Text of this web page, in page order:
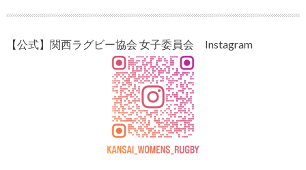
【公式】関西ラグビー協会 女子委員会 Instagram